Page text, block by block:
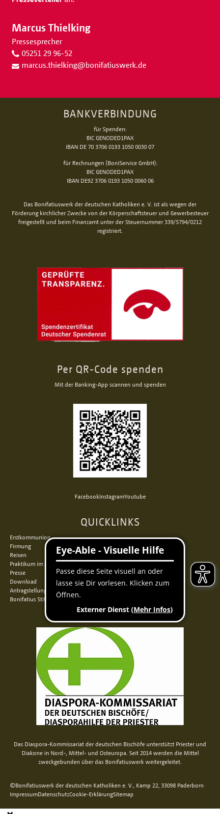
Marcus Thielking
Pressesprecher
05251 29 96-52
marcus.thielking@bonifatiuswerk.de
BANKVERBINDUNG
für Spenden:
BIC GENODED1PAX
IBAN DE 70 3706 0193 1050 0030 07
für Rechnungen (BoniService GmbH):
BIC GENODED1PAX
IBAN DE92 3706 0193 1050 0060 06
Das Bonifatiuswerk der deutschen Katholiken e. V. ist als wegen der
Förderung kirchlicher Zwecke von der Körperschaftsteuer und Gewerbesteuer
freigestellt und beim Finanzamt unter der Steuernummer 339/5794/0212
registriert.
Per QR-Code spenden
Mit der Banking-App scannen und spenden
FacebookInstagramYoutube
QUICKLINKS
Erstkommunion
Firmung
Reisen
Praktikum im Norden
Presse
Download
Antragstellung
Bonifatius Stiftungszentrum
Das Diaspora-Kommissariat der deutschen Bischöfe unterstützt Priester und
Diakone in Nord-, Mittel- und Osteuropa. Seit 2014 werden die Mittel
zweckgebunden über das Bonifatiuswerk weitergeleitet.
©Bonifatiuswerk der deutschen Katholiken e. V., Kamp 22, 33098 Paderborn
ImpressumDatenschutzCookie-ErklärungSitemap